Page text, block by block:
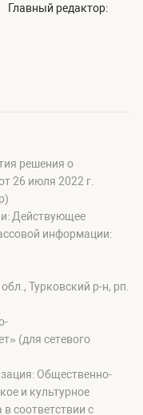
Главный редактор:
решения о
26 июля 2022 г.
Действующее
информации:
Турковский р-н, рп.
(для сетевого
Общественно-
и культурное
соответствии с